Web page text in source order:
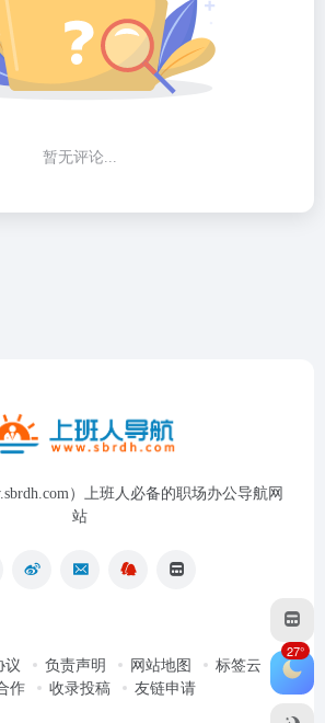
暂无评论...
）上班人必备的职场办公导航网
站
议 负责声明 网站地图
标签云
作
收录投稿 友链申请
27°